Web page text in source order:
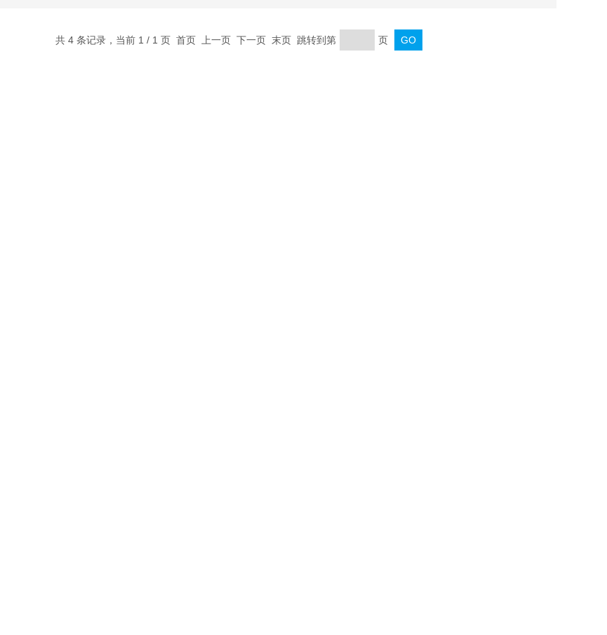
共 4 条记录，当前 1 / 1 页 首页 上一页 下一页 末页 跳转到第 页